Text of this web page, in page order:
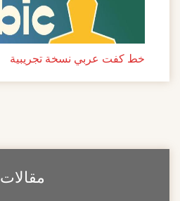
خط كفت عربي نسخة تجريبية
مقالات